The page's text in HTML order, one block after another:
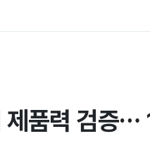
제품력 검증…